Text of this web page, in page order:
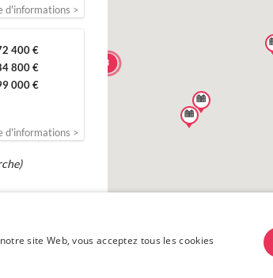
d'informations >
400 €
800 €
000 €
d'informations >
3
site Web, vous acceptez tous les cookies